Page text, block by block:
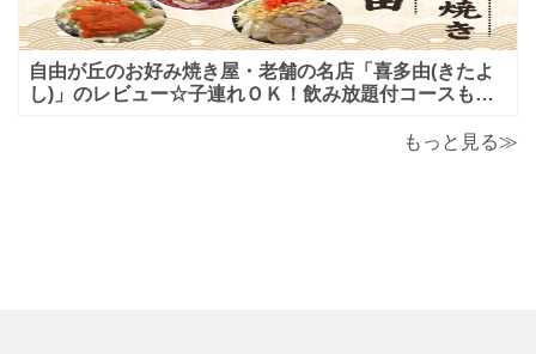
自由が丘のお好み焼き屋・老舗の名店「喜多由(きたよ
し)」のレビュー☆子連れＯＫ！飲み放題付コースも！
もっと見る≫